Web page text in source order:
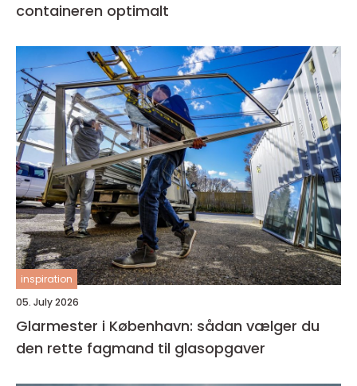
containeren optimalt
inspiration
05. July 2026
Glarmester i København: sådan vælger du
den rette fagmand til glasopgaver